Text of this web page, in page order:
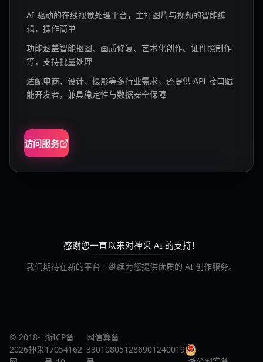
AI 驱动的在线视觉处理平台，主打图片与视频的智能编
辑，操作简单
功能涵盖智能抠图、画质修复、艺术化创作、证件照制作
等，支持批量处理
适配电商、设计、摄影等多行业需求，还提供 API 接口赋
能开发者，兼具稳定性与数据安全保障
访问服务
感谢您一直以来对神采 AI 的支持！
我们期待在新的平台上继续为您提供优质的 AI 创作服务。
© 2018-
2026神采
浙ICP备
17054162
网信算备
330108051286901240019